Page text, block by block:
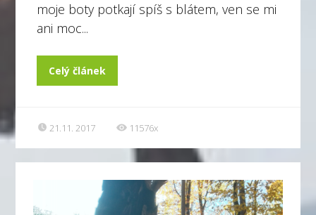
moje boty potkají spíš s blátem, ven se mi
ani moc...
Celý článek
21.11. 2017 11576x